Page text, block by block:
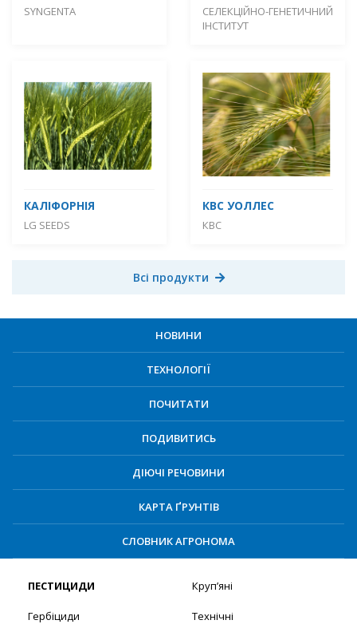
SYNGENTA
СЕЛЕКЦІЙНО-ГЕНЕТИЧНИЙ
ІНСТИТУТ
КАЛІФОРНІЯ
LG SEEDS
КВС УОЛЛЕС
КВС
Всі продукти
НОВИНИ
ТЕХНОЛОГІЇ
ПОЧИТАТИ
ПОДИВИТИСЬ
ДІЮЧІ РЕЧОВИНИ
КАРТА ҐРУНТІВ
СЛОВНИК АГРОНОМА
ПЕСТИЦИДИ
Гербіциди
Круп’яні
Технічні